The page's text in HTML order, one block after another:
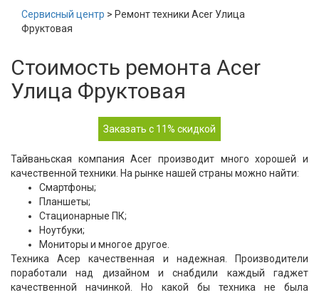
Сервисный центр > Ремонт техники Acer Улица
Фруктовая
Стоимость ремонта Acer
Улица Фруктовая
Заказать с 11% скидкой
Тайваньская компания Acer производит много хорошей и
качественной техники. На рынке нашей страны можно найти:
Смартфоны;
Планшеты;
Стационарные ПК;
Ноутбуки;
Мониторы и многое другое.
Техника Асер качественная и надежная. Производители
поработали над дизайном и снабдили каждый гаджет
качественной начинкой. Но какой бы техника не была